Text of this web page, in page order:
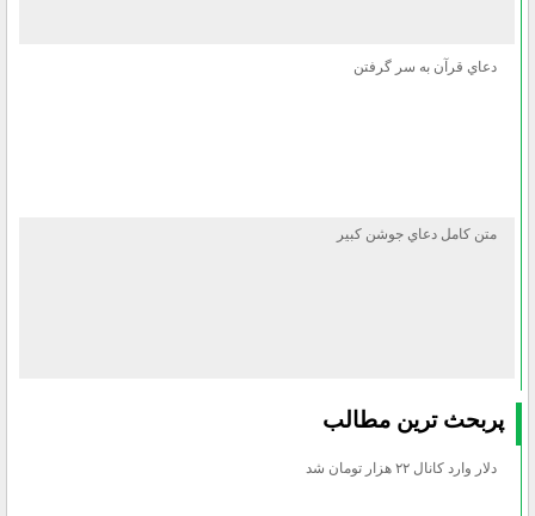
دعاي قرآن به سر گرفتن
متن كامل دعاي جوشن كبير
پربحث ترين مطالب
دلار وارد كانال ۲۲ هزار تومان شد